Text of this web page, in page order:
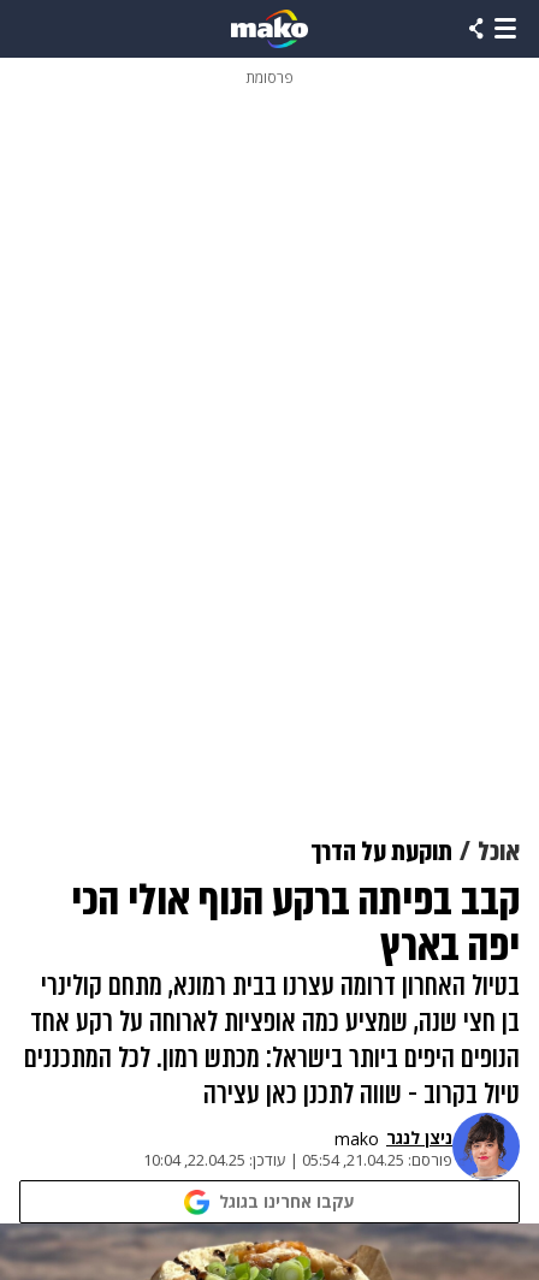
פרסומת
אוכל תוקעת על הדרך
קבב בפיתה ברקע הנוף אולי הכי
יפה בארץ
בטיול האחרון דרומה עצרנו בבית רמונא, מתחם קולינרי
בן חצי שנה, שמציע כמה אופציות לארוחה על רקע אחד
הנופים היפים ביותר בישראל: מכתש רמון. לכל המתכננים
טיול בקרוב - שווה לתכנן כאן עצירה
ניצן לנגר mako
פורסם: 21.04.25, 05:54
| עודכן: 22.04.25, 10:04
עקבו אחרינו בגוגל